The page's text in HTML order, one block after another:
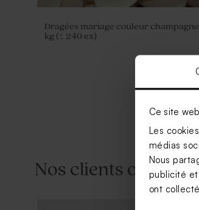
Ce site
Les
médias
Nous
publicité et
ont
Dragées mariage couleur champagne
kg (± 240 ex)
Nos clients ont